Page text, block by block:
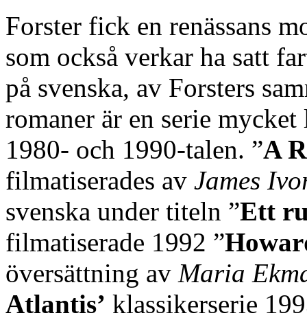
Forster fick en renässans
som också verkar ha satt
på svenska, av Forsters
romaner är en serie
1980- och 1990-talen. ”A
filmatiserades av James
svenska under titeln ”Ett
filmatiserade 1992 ”
översättning av Maria
Atlantis’ klassikerserie